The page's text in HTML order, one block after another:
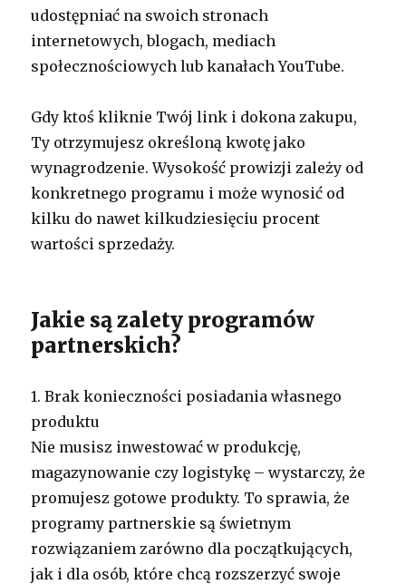
udostępniać na swoich stronach
internetowych, blogach, mediach
społecznościowych lub kanałach YouTube.
Gdy ktoś kliknie Twój link i dokona zakupu,
Ty otrzymujesz określoną kwotę jako
wynagrodzenie. Wysokość prowizji zależy od
konkretnego programu i może wynosić od
kilku do nawet kilkudziesięciu procent
wartości sprzedaży.
Jakie są zalety programów
partnerskich?
1. Brak konieczności posiadania własnego
produktu
Nie musisz inwestować w produkcję,
magazynowanie czy logistykę – wystarczy, że
promujesz gotowe produkty. To sprawia, że
programy partnerskie są świetnym
rozwiązaniem zarówno dla początkujących,
jak i dla osób, które chcą rozszerzyć swoje